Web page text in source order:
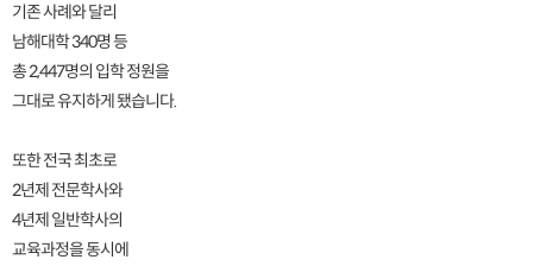
기존 사례와 달리
남해대학 340명 등
총 2,447명의 입학 정원을
그대로 유지하게 됐습니다.
또한 전국 최초로
2년제 전문학사와
4년제 일반학사의
교육과정을 동시에